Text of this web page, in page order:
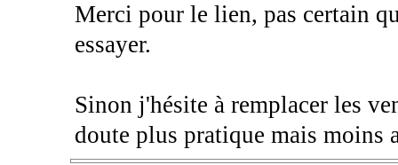
Merci pour le lien, pas certain
essayer.
Sinon j'hésite à remplacer les
doute plus pratique mais moins